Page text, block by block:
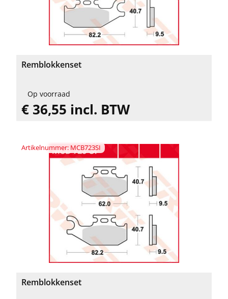
Remblokkenset
Op voorraad
€ 36,55 incl. BTW
Artikelnummer: MCB723SI
Remblokkenset